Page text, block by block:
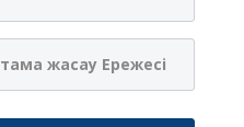
жасау Ережесі